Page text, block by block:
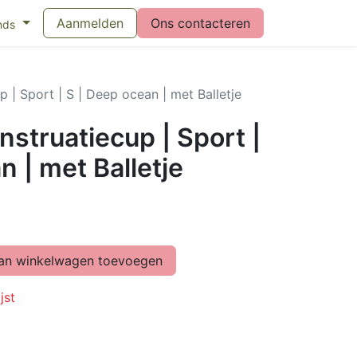
maandverband Vragen over menstruatiecups
Aanmelden Ons contacteren
| Sport | S | Deep ocean | met Balletje
| Sport |
| met Balletje
winkelwagen toevoegen